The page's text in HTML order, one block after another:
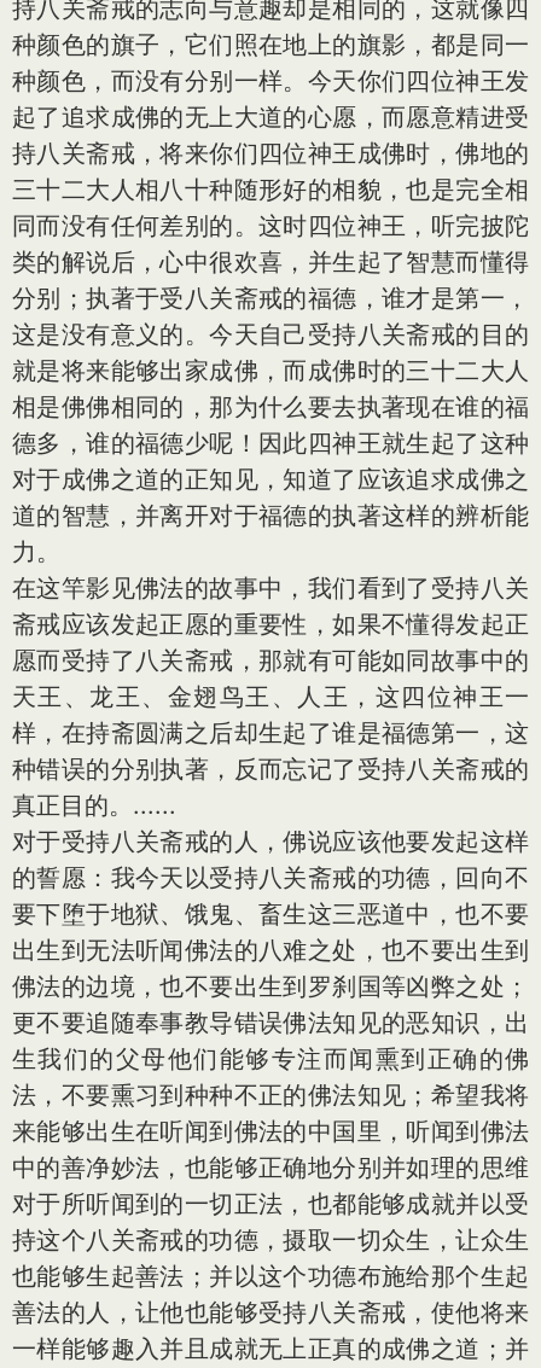
持八关斋戒的志向与意趣却是相同的，这就像四
种颜色的旗子，它们照在地上的旗影，都是同一
种颜色，而没有分别一样。今天你们四位神王发
起了追求成佛的无上大道的心愿，而愿意精进受
持八关斋戒，将来你们四位神王成佛时，佛地的
三十二大人相八十种随形好的相貌，也是完全相
同而没有任何差别的。这时四位神王，听完披陀
类的解说后，心中很欢喜，并生起了智慧而懂得
分别；执著于受八关斋戒的福德，谁才是第一，
这是没有意义的。今天自己受持八关斋戒的目的
就是将来能够出家成佛，而成佛时的三十二大人
相是佛佛相同的，那为什么要去执著现在谁的福
德多，谁的福德少呢！因此四神王就生起了这种
对于成佛之道的正知见，知道了应该追求成佛之
道的智慧，并离开对于福德的执著这样的辨析能
力。
在这竿影见佛法的故事中，我们看到了受持八关
斋戒应该发起正愿的重要性，如果不懂得发起正
愿而受持了八关斋戒，那就有可能如同故事中的
天王、龙王、金翅鸟王、人王，这四位神王一
样，在持斋圆满之后却生起了谁是福德第一，这
种错误的分别执著，反而忘记了受持八关斋戒的
真正目的。......
对于受持八关斋戒的人，佛说应该他要发起这样
的誓愿：我今天以受持八关斋戒的功德，回向不
要下堕于地狱、饿鬼、畜生这三恶道中，也不要
出生到无法听闻佛法的八难之处，也不要出生到
佛法的边境，也不要出生到罗刹国等凶弊之处；
更不要追随奉事教导错误佛法知见的恶知识，出
生我们的父母他们能够专注而闻熏到正确的佛
法，不要熏习到种种不正的佛法知见；希望我将
来能够出生在听闻到佛法的中国里，听闻到佛法
中的善净妙法，也能够正确地分别并如理的思维
对于所听闻到的一切正法，也都能够成就并以受
持这个八关斋戒的功德，摄取一切众生，让众生
也能够生起善法；并以这个功德布施给那个生起
善法的人，让他也能够受持八关斋戒，使他将来
一样能够趣入并且成就无上正真的成佛之道；并